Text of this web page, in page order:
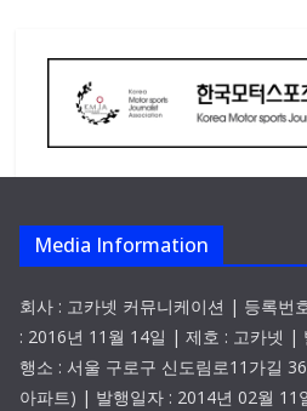
Media Information
회사 : 고카넷 커뮤니케이션 | 등록번
: 2016년 11월 14일 | 제호 : 고카넷 |
행소 : 서울 구로구 신도림로11가길
아파트) | 발행일자 : 2014년 02월